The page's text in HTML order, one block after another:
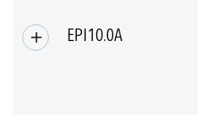
EPI10.0A